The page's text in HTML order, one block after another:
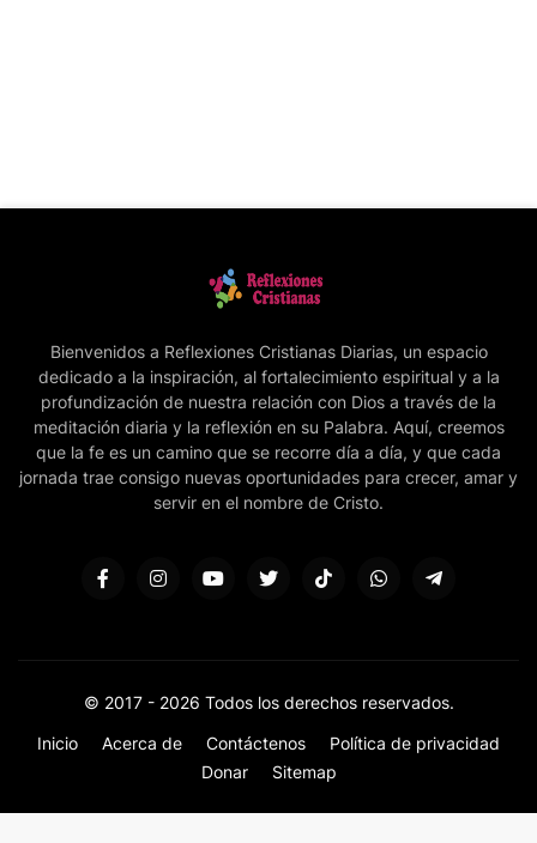
Bienvenidos a Reflexiones Cristianas Diarias, un espacio
dedicado a la inspiración, al fortalecimiento espiritual y a la
profundización de nuestra relación con Dios a través de la
meditación diaria y la reflexión en su Palabra. Aquí, creemos
que la fe es un camino que se recorre día a día, y que cada
jornada trae consigo nuevas oportunidades para crecer, amar y
servir en el nombre de Cristo.
© 2017 - 2026 Todos los derechos reservados.
Inicio
Acerca de Contáctenos
Política de privacidad
Donar
Sitemap